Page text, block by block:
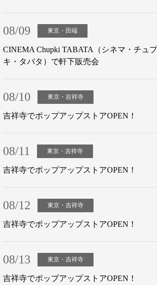
08/09 東京・田端
CINEMA Chupki TABATA（シネマ・チュ
キ・タバタ）で軒下販売会
08/10 東京・吉祥寺
吉祥寺でポップアップストアOPEN！
08/11 東京・吉祥寺
吉祥寺でポップアップストアOPEN！
08/12 東京・吉祥寺
吉祥寺でポップアップストアOPEN！
08/13 東京・吉祥寺
吉祥寺でポップアップストアOPEN！